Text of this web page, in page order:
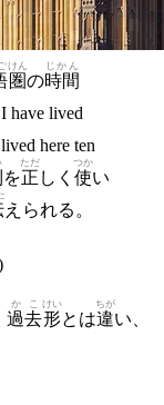
圏
けん
の時間
じかん
lived
here ten
を正
ただ
しく 使
つか
い
えられる。
過去
かこ
形
けい
とは違
ちが
い、